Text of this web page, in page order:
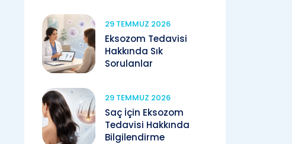
29 TEMMUZ 2026
Eksozom Tedavisi
Hakkında Sık
Sorulanlar
29 TEMMUZ 2026
Saç İçin Eksozom
Tedavisi Hakkında
Bilgilendirme